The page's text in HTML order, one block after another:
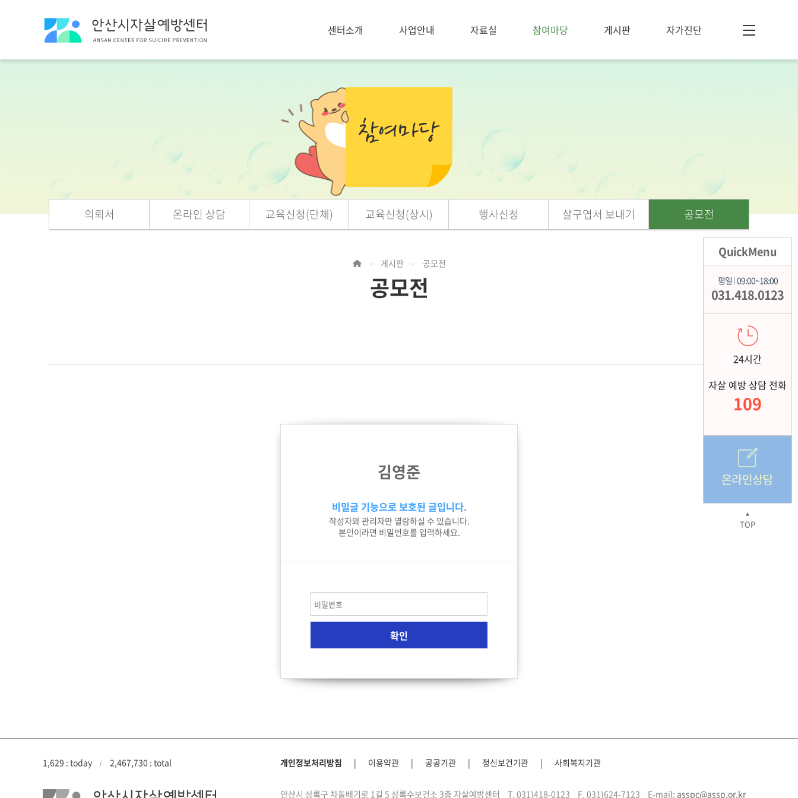
센터소개 사업안내 자료실 참여마당 게시판 자가진단
의뢰서 온라인 상담 교육신청(단체) 교육신청(상시) 행사신청 살구엽서 보내기 공모전
> 게시판 > 공모전
공모전
김영준
비밀글 기능으로 보호된 글입니다.
작성자와 관리자만 열람하실 수 있습니다.
본인이라면 비밀번호를 입력하세요.
1,629 : today / 2,467,730 : total 개인정보처리방침 | 이용약관 | 공공기관 | 정신보건기관 | 사회복지기관
안산시 상록구 차돌배기로 1길 5 상록수보건소 3층 자살예방센터 T. 031)418-0123 F. 031)624-7123 E-mail: asspc@assp.or.kr
QuickMenu
평일 | 09:00~18:00
031.418.0123
24시간
자살 예방 상담 전화
109
▲
TOP